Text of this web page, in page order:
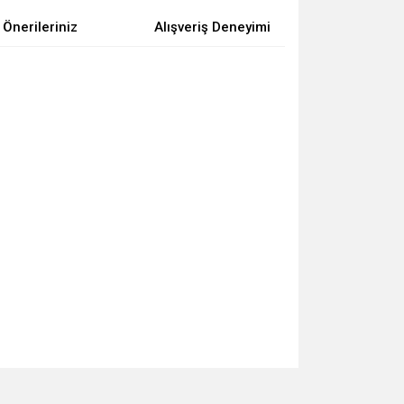
Önerileriniz Alışveriş Deneyimi